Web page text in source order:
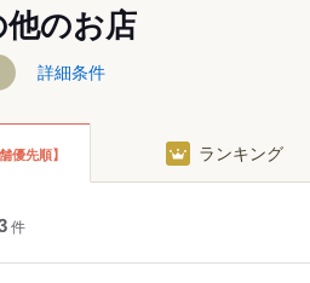
のお店
詳細条件
優先順】 ランキング
件